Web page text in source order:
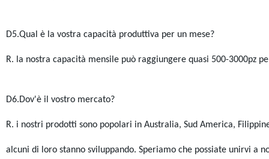
D5.Qual è la vostra capacità produttiva per un mese?
R. la nostra capacità mensile può raggiungere quasi 500-3000pz
D6.Dov'è il vostro mercato?
R. i nostri prodotti sono popolari in Australia, Sud America,
alcuni di loro stanno sviluppando. Speriamo che possiate unirvi a